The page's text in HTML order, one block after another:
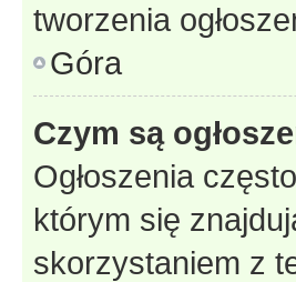
tworzenia
Góra
Czym są
Ogłoszenia
którym się
skorzystaniem z